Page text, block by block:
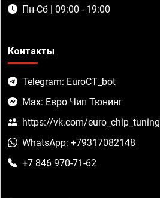
Пн-Сб | 09:00 - 19:00
Контакты
Telegram: EuroCT_bot
Max: Евро Чип Тюнинг
https://vk.com/euro_chip_tuning
WhatsApp: +79317082148
+7 846 970-71-62